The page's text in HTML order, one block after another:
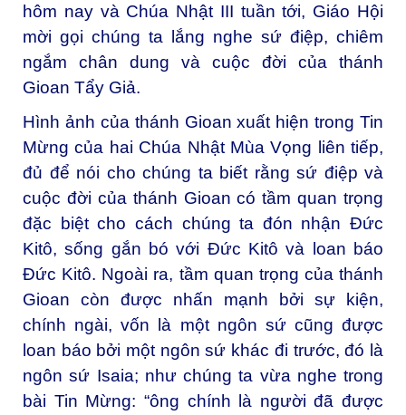
hôm nay và Chúa Nhật III tuần tới, Giáo Hội
mời gọi chúng ta lắng nghe sứ điệp, chiêm
ngắm chân dung và cuộc đời của thánh
Gioan Tẩy Giả.
Hình ảnh của thánh Gioan xuất hiện trong Tin
Mừng của hai Chúa Nhật Mùa Vọng liên tiếp,
đủ để nói cho chúng ta biết rằng sứ điệp và
cuộc đời của thánh Gioan có tầm quan trọng
đặc biệt cho cách chúng ta đón nhận Đức
Kitô, sống gắn bó với Đức Kitô và loan báo
Đức Kitô. Ngoài ra, tầm quan trọng của thánh
Gioan còn được nhấn mạnh bởi sự kiện,
chính ngài, vốn là một ngôn sứ cũng được
loan báo bởi một ngôn sứ khác đi trước, đó là
ngôn sứ Isaia; như chúng ta vừa nghe trong
bài Tin Mừng: “ông chính là người đã được